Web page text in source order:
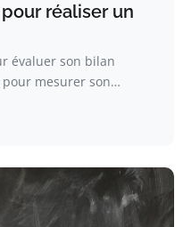
réaliser un
évaluer son bilan
mesurer son…